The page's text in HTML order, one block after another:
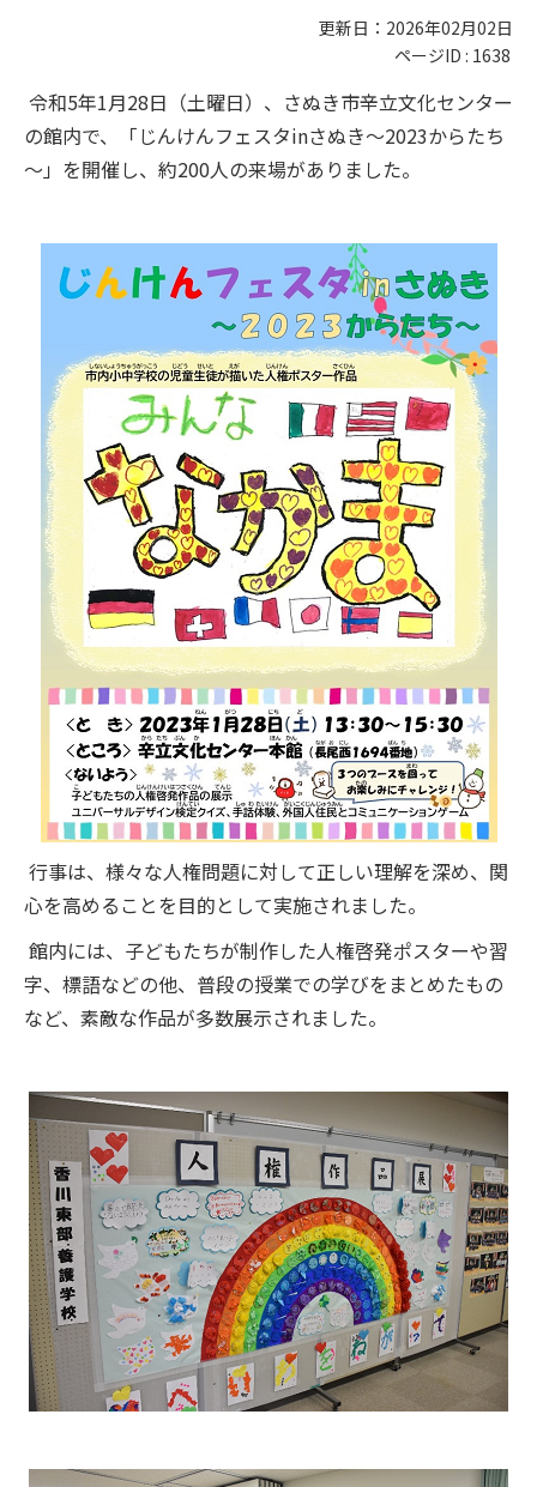
更新日：2026年02月02日
ページID : 1638
令和5年1月28日（土曜日）、さぬき市辛立文化センター
の館内で、「じんけんフェスタinさぬき～2023からたち
～」を開催し、約200人の来場がありました。
行事は、様々な人権問題に対して正しい理解を深め、関
心を高めることを目的として実施されました。
館内には、子どもたちが制作した人権啓発ポスターや習
字、標語などの他、普段の授業での学びをまとめたもの
など、素敵な作品が多数展示されました。